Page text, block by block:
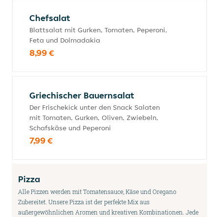
Chefsalat
Blattsalat mit Gurken, Tomaten, Peperoni,
Feta und Dolmadakia
8,99 €
Griechischer Bauernsalat
Der Frischekick unter den Snack Salaten
mit Tomaten, Gurken, Oliven, Zwiebeln,
Schafskäse und Peperoni
7,99 €
Pizza
Alle Pizzen werden mit Tomatensauce, Käse und Oregano
Zubereitet. Unsere Pizza ist der perfekte Mix aus
außergewöhnlichen Aromen und kreativen Kombinationen. Jede